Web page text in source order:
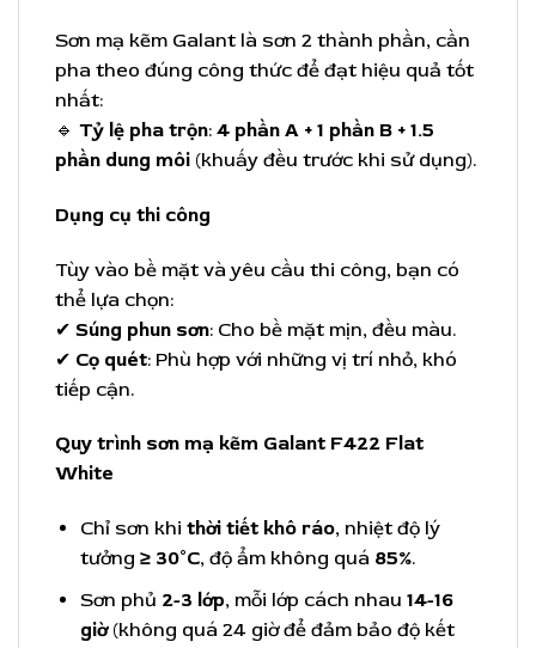
Sơn mạ kẽm Galant là sơn 2 thành phần, cần
pha theo đúng công thức để đạt hiệu quả tốt
nhất:
🔹 Tỷ lệ pha trộn: 4 phần A + 1 phần B + 1.5
phần dung môi (khuấy đều trước khi sử dụng).
Dụng cụ thi công
Tùy vào bề mặt và yêu cầu thi công, bạn có
thể lựa chọn:
✔ Súng phun sơn: Cho bề mặt mịn, đều màu.
✔ Cọ quét: Phù hợp với những vị trí nhỏ, khó
tiếp cận.
Quy trình sơn mạ kẽm Galant F422 Flat
White
Chỉ sơn khi thời tiết khô ráo, nhiệt độ lý
tưởng ≥ 30°C, độ ẩm không quá 85%.
Sơn phủ 2-3 lớp, mỗi lớp cách nhau 14-16
giờ(không quá 24 giờ để đảm bảo độ kết